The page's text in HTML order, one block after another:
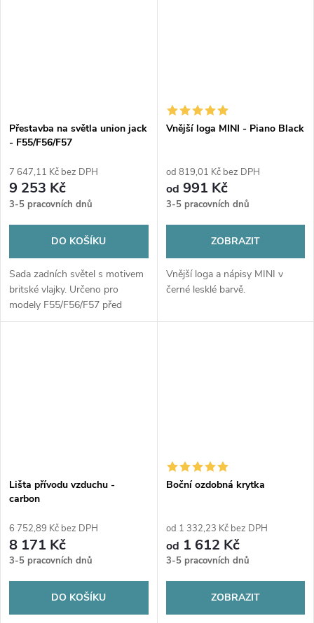
Přestavba na světla union jack
- F55/F56/F57
7 647,11 Kč bez DPH
9 253 Kč
3-5 pracovních dnů
DO KOŠÍKU
Sada zadních světel s motivem
britské vlajky. Určeno pro
modely F55/F56/F57 před
faceliftem.
Vnější loga MINI - Piano Black
od 819,01 Kč bez DPH
od 991 Kč
3-5 pracovních dnů
ZOBRAZIT
Vnější loga a nápisy MINI v
černé lesklé barvě.
Lišta přívodu vzduchu -
carbon
6 752,89 Kč bez DPH
8 171 Kč
3-5 pracovních dnů
DO KOŠÍKU
Boční ozdobná krytka
od 1 332,23 Kč bez DPH
od 1 612 Kč
3-5 pracovních dnů
ZOBRAZIT